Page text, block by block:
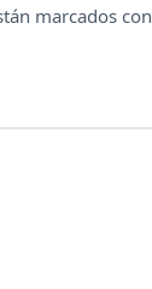
marcados con